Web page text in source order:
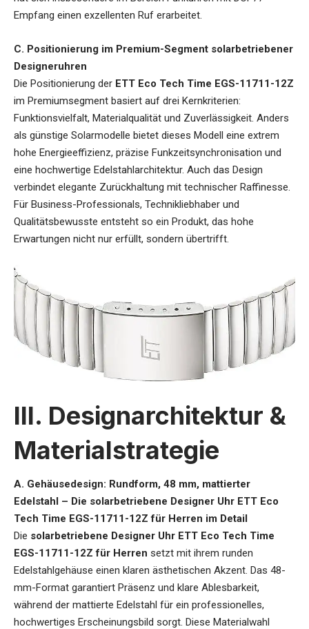
Empfang einen exzellenten Ruf erarbeitet.
C. Positionierung im Premium-Segment solarbetriebener
Designeruhren
Die Positionierung der ETT Eco Tech Time EGS-11711-12Z
im Premiumsegment basiert auf drei Kernkriterien:
Funktionsvielfalt, Materialqualität und Zuverlässigkeit. Anders
als günstige Solarmodelle bietet dieses Modell eine extrem
hohe Energieeffizienz, präzise Funkzeitsynchronisation und
eine hochwertige Edelstahlarchitektur. Auch das Design
verbindet elegante Zurückhaltung mit technischer Raffinesse.
Für Business-Professionals, Technikliebhaber und
Qualitätsbewusste entsteht so ein Produkt, das hohe
Erwartungen nicht nur erfüllt, sondern übertrifft.
III. Designarchitektur &
Materialstrategie
A. Gehäusedesign: Rundform, 48 mm, mattierter
Edelstahl – Die solarbetriebene Designer Uhr ETT Eco
Tech Time EGS-11711-12Z für Herren im Detail
Die solarbetriebene Designer Uhr ETT Eco Tech Time
EGS-11711-12Z für Herren setzt mit ihrem runden
Edelstahlgehäuse einen klaren ästhetischen Akzent. Das 48-
mm-Format garantiert Präsenz und klare Ablesbarkeit,
während der mattierte Edelstahl für ein professionelles,
hochwertiges Erscheinungsbild sorgt. Diese Materialwahl